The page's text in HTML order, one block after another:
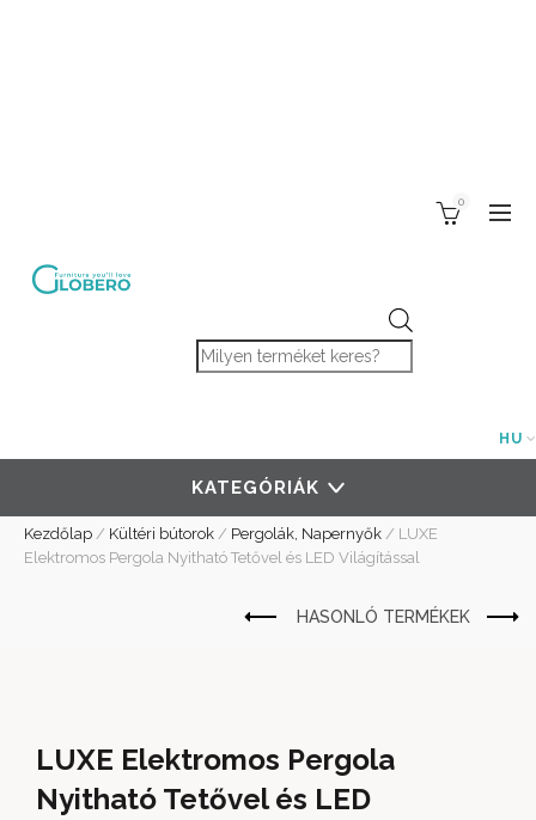
Products search
0
HU
KATEGÓRIÁK
Kezdőlap / Kültéri bútorok / Pergolák, Napernyők / LUXE
Elektromos Pergola Nyitható Tetővel és LED Világítással
LUXE Elektromos Pergola
Nyitható Tetővel és LED